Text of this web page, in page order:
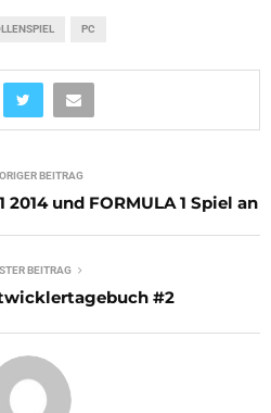
PC
BEITRAG
und FORMULA 1 Spiel an
BEITRAG
#2